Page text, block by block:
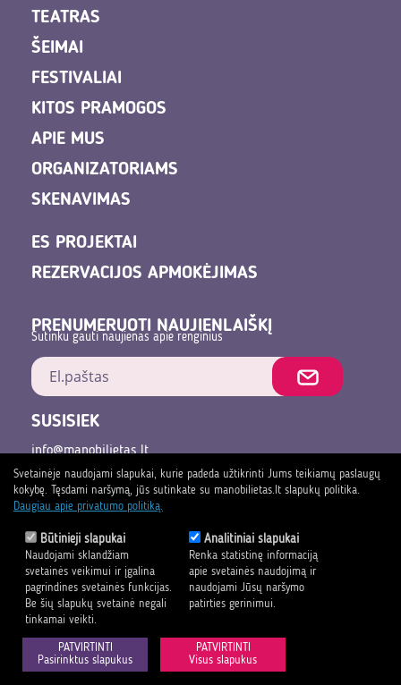
TEATRAS
ŠEIMAI
FESTIVALIAI
KITOS PRAMOGOS
APIE MUS
ORGANIZATORIAMS
SKENAVIMAS
ES PROJEKTAI
REZERVACIJOS APMOKĖJIMAS
PRENUMERUOTI NAUJIENLAIŠKĮ
Sutinku gauti naujienas apie renginius
SUSISIEK
info@manobilietas.lt
+370 618 55689
Privatumo politika
Pirkimo sąlygos ir taisyklės
Svetainėje naudojami slapukai, kurie padeda užtikrinti Jums teikiamų paslaugų
kokybę. Tęsdami naršymą, jūs sutinkate su manobilietas.lt slapukų politika.
Daugiau apie privatumo politiką.
Būtinieji slapukai
Naudojami sklandžiam
svetainės veikimui ir įgalina
pagrindines svetainės funkcijas.
Be šių slapukų svetainė negali
tinkamai veikti.
Analitiniai slapukai
Renka statistinę informaciją
apie svetainės naudojimą ir
naudojami Jūsų naršymo
patirties gerinimui.
PATVIRTINTI
Pasirinktus slapukus
PATVIRTINTI
Visus slapukus